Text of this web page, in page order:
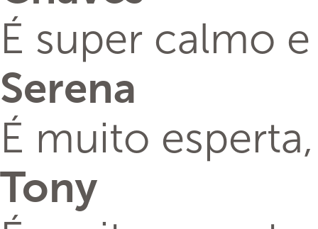
É super calmo
Serena
É muito
Tony